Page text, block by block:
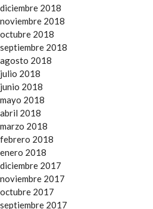
diciembre 2018
noviembre 2018
octubre 2018
septiembre 2018
agosto 2018
julio 2018
junio 2018
mayo 2018
abril 2018
marzo 2018
febrero 2018
enero 2018
diciembre 2017
noviembre 2017
octubre 2017
septiembre 2017